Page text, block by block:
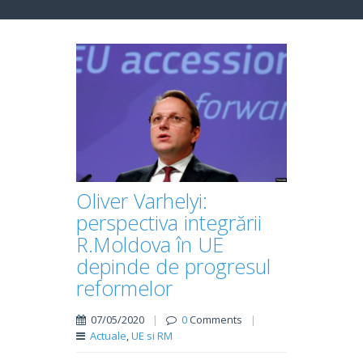
Oliver Varhelyi:
perspectiva integrării
R.Moldova în UE
depinde de progresul
reformelor
07/05/2020 | 0Comments
|
Actuale,UE si RM